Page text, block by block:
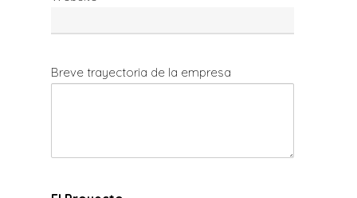
Breve trayectoria de la empresa